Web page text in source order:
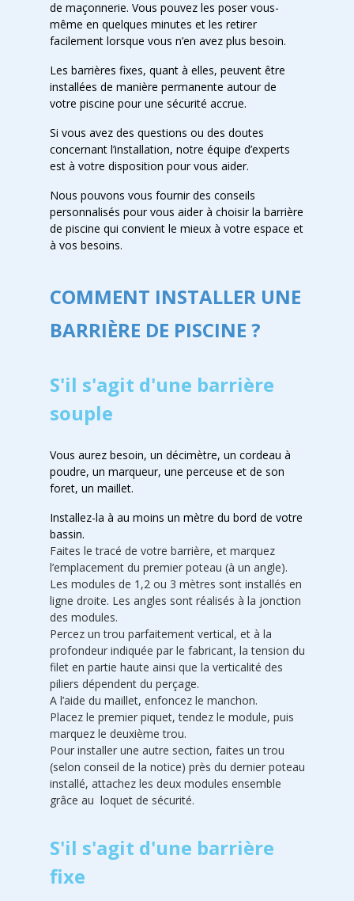
de maçonnerie. Vous pouvez les poser vous-
même en quelques minutes et les retirer
facilement lorsque vous n’en avez plus besoin.
Les barrières fixes, quant à elles, peuvent être
installées de manière permanente autour de
votre piscine pour une sécurité accrue.
Si vous avez des questions ou des doutes
concernant l’installation, notre équipe d’experts
est à votre disposition pour vous aider.
Nous pouvons vous fournir des conseils
personnalisés pour vous aider à choisir la barrière
de piscine qui convient le mieux à votre espace et
à vos besoins.
COMMENT INSTALLER UNE
BARRIÈRE DE PISCINE ?
S'il s'agit d'une barrière
souple
Vous aurez besoin, un décimètre, un cordeau à
poudre, un marqueur, une perceuse et de son
foret, un maillet.
Installez-la à au moins un mètre du bord de votre
bassin.
Faites le tracé de votre barrière, et marquez
l’emplacement du premier poteau (à un angle).
Les modules de 1,2 ou 3 mètres sont installés en
ligne droite. Les angles sont réalisés à la jonction
des modules.
Percez un trou parfaitement vertical, et à la
profondeur indiquée par le fabricant, la tension du
filet en partie haute ainsi que la verticalité des
piliers dépendent du perçage.
A l’aide du maillet, enfoncez le manchon.
Placez le premier piquet, tendez le module, puis
marquez le deuxième trou.
Pour installer une autre section, faites un trou
(selon conseil de la notice) près du dernier poteau
installé, attachez les deux modules ensemble
grâce au loquet de sécurité.
S'il s'agit d'une barrière
fixe